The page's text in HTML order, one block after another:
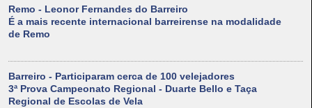
Remo - Leonor Fernandes do Barreiro
É a mais recente internacional barreirense na modalidade
de Remo
Barreiro - Participaram cerca de 100 velejadores
3ª Prova Campeonato Regional - Duarte Bello e Taça
Regional de Escolas de Vela